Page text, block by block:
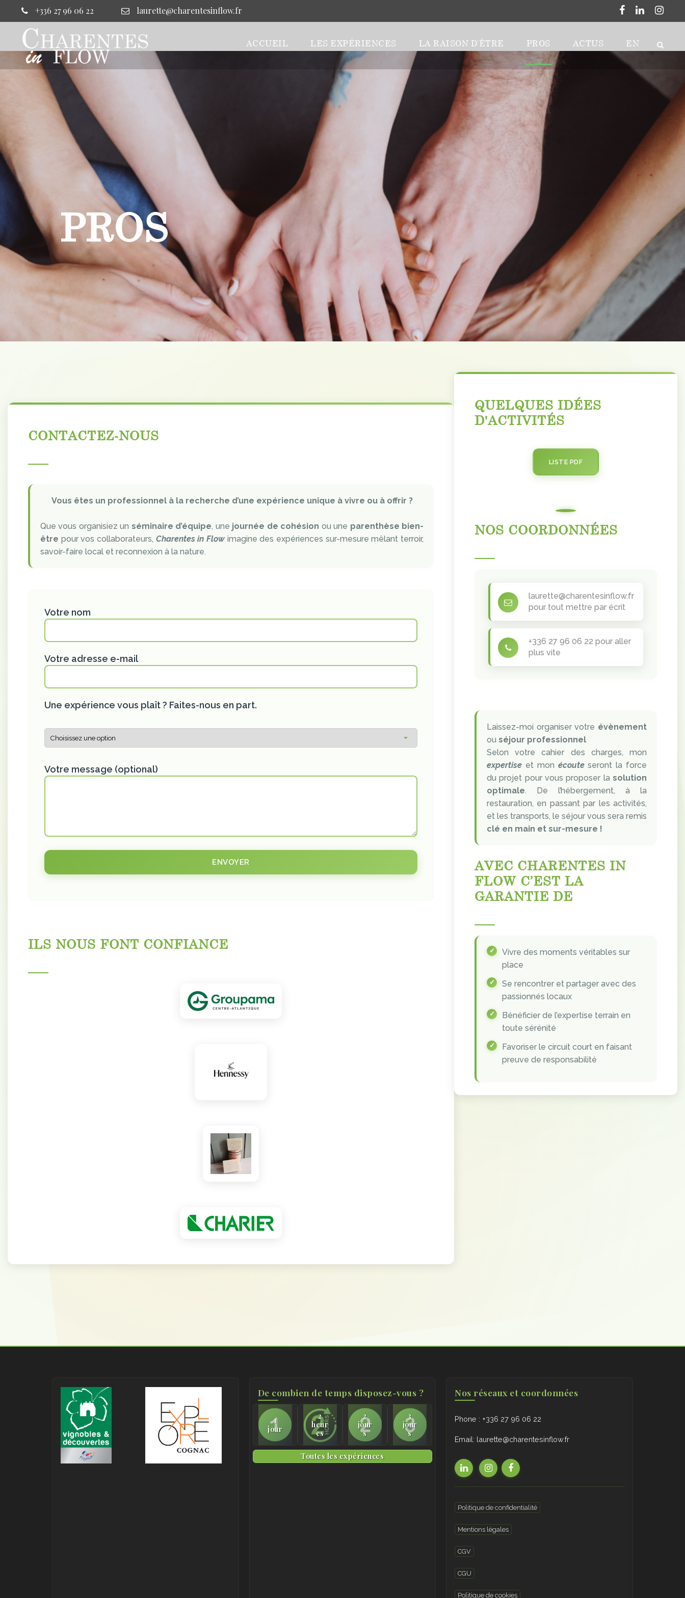
+336 27 96 06 22 laurette@charentesinflow.fr
ACCUEIL LES EXPÉRIENCES LA RAISON D’ÊTRE PROS ACTUS EN
PROS
CONTACTEZ-NOUS
Vous êtes un professionnel à la recherche d’une expérience unique à vivre ou à offrir ?
Que vous organisiez un séminaire d’équipe, une journée de cohésion ou une parenthèse bien-
être pour vos collaborateurs, Charentes in Flow imagine des expériences sur-mesure mêlant terroir,
savoir-faire local et reconnexion à la nature.
Votre nom
Votre adresse e-mail
Une expérience vous plaît ? Faites-nous en part.
Votre message (optional)
ILS NOUS FONT CONFIANCE
QUELQUES IDÉES
D'ACTIVITÉS
LISTE PDF
NOS COORDONNÉES
laurette@charentesinflow.fr
pour tout mettre par écrit
+336 27 96 06 22 pour aller
plus vite
Laissez-moi organiser votre évènement
ou séjour professionnel
Selon votre cahier des charges, mon
expertise et mon écoute seront la force
du projet pour vous proposer la solution
optimale. De l’hébergement, à la
restauration, en passant par les activités,
et les transports, le séjour vous sera remis
clé en main et sur-mesure !
AVEC CHARENTES IN
FLOW C’EST LA
GARANTIE DE
Vivre des moments véritables sur
place
Se rencontrer et partager avec des
passionnés locaux
Bénéficier de l’expertise terrain en
toute sérénité
Favoriser le circuit court en faisant
preuve de responsabilité
De combien de temps disposez-vous ?
1
jour
2
heur
es
2
jour
s
3
jour
s
Toutes les expériences
Nos réseaux et coordonnées
Phone : +336 27 96 06 22
Email: laurette@charentesinflow.fr
Politique de confidentialité
Mentions légales
CGV
CGU
Politique de cookies